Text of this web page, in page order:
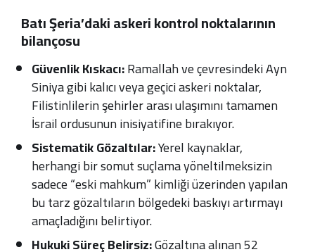
Batı Şeria’daki askeri kontrol noktalarının
bilançosu
Güvenlik Kıskacı:Ramallah ve çevresindeki Ayn
Siniya gibi kalıcı veya geçici askeri noktalar,
Filistinlilerin şehirler arası ulaşımını tamamen
İsrail ordusunun inisiyatifine bırakıyor.
Sistematik Gözaltılar:Yerel kaynaklar,
herhangi bir somut suçlama yöneltilmeksizin
sadece “eski mahkum” kimliği üzerinden yapılan
bu tarz gözaltıların bölgedeki baskıyı artırmayı
amaçladığını belirtiyor.
Hukuki Süreç Belirsiz:Gözaltına alınan 52